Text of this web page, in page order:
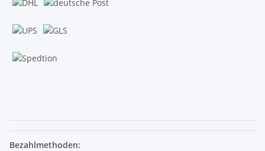
Bezahlmethoden: